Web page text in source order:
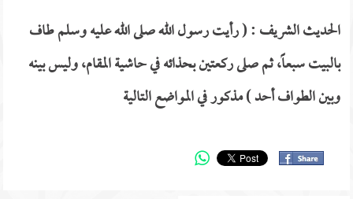
الحديث الشريف : ( رأيت رسول الله صلى الله عليه وسلم طاف
بالبيت سبعاً، ثم صلى ركعتين بحذائه في حاشية المقام، وليس بينه
وبين الطواف أحد ) مذكور في المواضع التالية